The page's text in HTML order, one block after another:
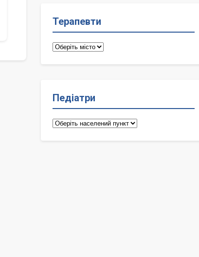
Терапевти
Терапевти
Педіатри
Педіатри